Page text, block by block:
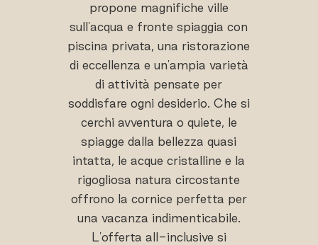
propone magnifiche ville
sull'acqua e fronte spiaggia con
piscina privata, una ristorazione
di eccellenza e un'ampia varietà
di attività pensate per
soddisfare ogni desiderio. Che si
cerchi avventura o quiete, le
spiagge dalla bellezza quasi
intatta, le acque cristalline e la
rigogliosa natura circostante
offrono la cornice perfetta per
una vacanza indimenticabile.
L'offerta all-inclusive si